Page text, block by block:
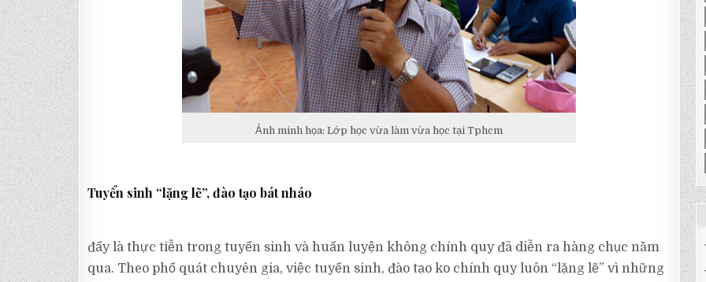
Ảnh minh họa: Lớp học vừa làm vừa học tại Tphcm
Tuyển sinh “lặng lẽ”, đào tạo bát nháo
đấy là thực tiễn trong tuyển sinh và huấn luyện không chính quy đã diễn ra hàng chục năm
qua. Theo phổ quát chuyên gia, việc tuyển sinh, đào tạo ko chính quy luôn “lặng lẽ” vì những